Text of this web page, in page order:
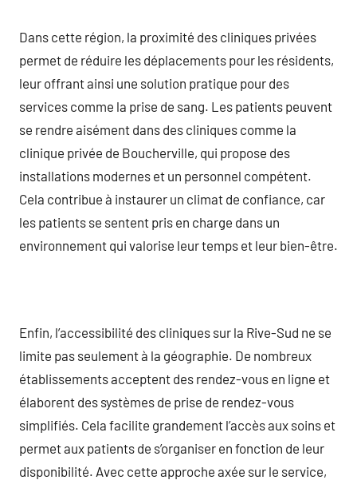
Dans cette région, la proximité des cliniques privées
permet de réduire les déplacements pour les résidents,
leur offrant ainsi une solution pratique pour des
services comme la prise de sang. Les patients peuvent
se rendre aisément dans des cliniques comme la
clinique privée de Boucherville, qui propose des
installations modernes et un personnel compétent.
Cela contribue à instaurer un climat de confiance, car
les patients se sentent pris en charge dans un
environnement qui valorise leur temps et leur bien-être.
Enfin, l’accessibilité des cliniques sur la Rive-Sud ne se
limite pas seulement à la géographie. De nombreux
établissements acceptent des rendez-vous en ligne et
élaborent des systèmes de prise de rendez-vous
simplifiés. Cela facilite grandement l’accès aux soins et
permet aux patients de s’organiser en fonction de leur
disponibilité. Avec cette approche axée sur le service,